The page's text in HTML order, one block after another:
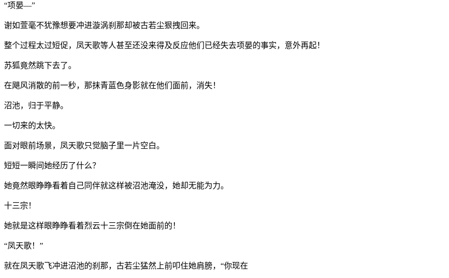
“项晏—”
谢如萱毫不犹豫想要冲进漩涡刹那却被古若尘狠拽回来。
整个过程太过短促，凤天歌等人甚至还没来得及反应他们已经失去项晏的事实，意外再起！
苏狐竟然跳下去了。
在飓风消散的前一秒，那抹青蓝色身影就在他们面前，消失！
沼池，归于平静。
一切来的太快。
面对眼前场景，凤天歌只觉脑子里一片空白。
短短一瞬间她经历了什么？
她竟然眼睁睁看着自己同伴就这样被沼池淹没，她却无能为力。
十三宗！
她就是这样眼睁睁看着烈云十三宗倒在她面前的！
“凤天歌！”
就在凤天歌飞冲进沼池的刹那，古若尘猛然上前叩住她肩膀，“你现在